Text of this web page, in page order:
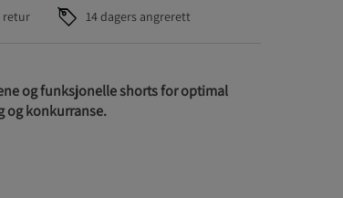
retur 14 dagers angrerett
og funksjonelle shorts for optimal
og konkurranse.